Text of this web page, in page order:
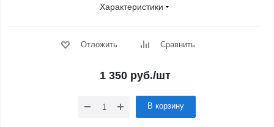
Характеристики
Отложить Сравнить
1 350руб./шт
В корзину